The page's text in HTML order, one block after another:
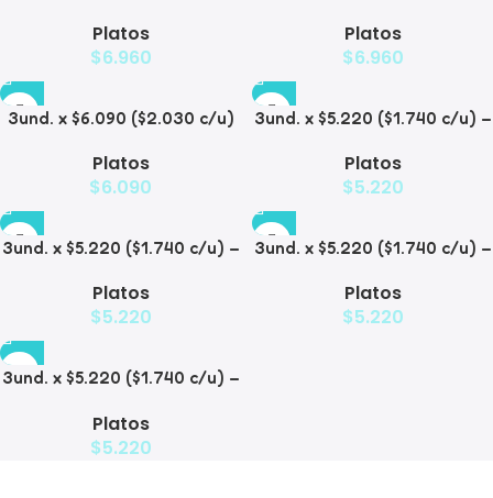
Mascotas
Platos
$6.960
Pollito
Platos
$6.960
3und. x $6.090 ($2.030 c/u)
Platos
$6.090
3und. x $5.220 ($1.740 c/u) –
Platos
$5.220
3und. x $5.220 ($1.740 c/u) –
Platos
$5.220
3und. x $5.220 ($1.740 c/u) –
Platos
$5.220
3und. x $5.220 ($1.740 c/u) –
Platos
$5.220